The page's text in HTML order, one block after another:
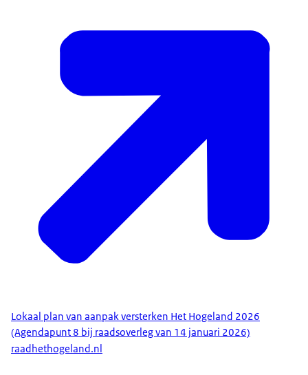
Lokaal plan van aanpak versterken Het Hogeland 2026
(Agendapunt 8 bij raadsoverleg van 14 januari 2026)
raadhethogeland.nl